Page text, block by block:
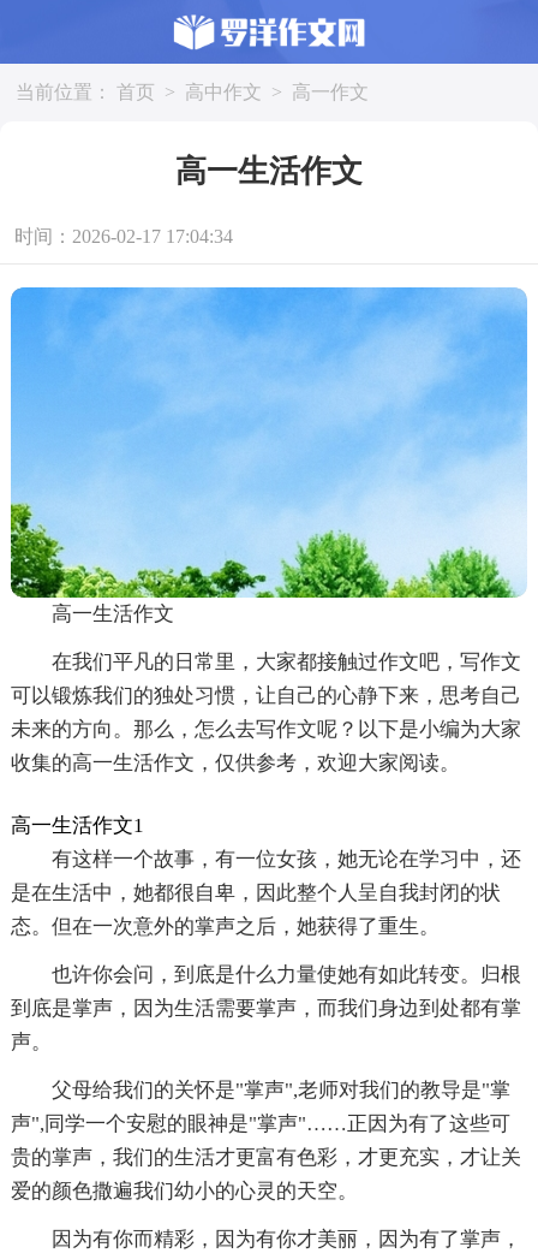
当前位置： 首页 > 高中作文 > 高一作文
高一生活作文
时间：2026-02-17 17:04:34
高一生活作文
在我们平凡的日常里，大家都接触过作文吧，写作文
可以锻炼我们的独处习惯，让自己的心静下来，思考自己
未来的方向。那么，怎么去写作文呢？以下是小编为大家
收集的高一生活作文，仅供参考，欢迎大家阅读。
高一生活作文1
有这样一个故事，有一位女孩，她无论在学习中，还
是在生活中，她都很自卑，因此整个人呈自我封闭的状
态。但在一次意外的掌声之后，她获得了重生。
也许你会问，到底是什么力量使她有如此转变。归根
到底是掌声，因为生活需要掌声，而我们身边到处都有掌
声。
父母给我们的关怀是"掌声",老师对我们的教导是"掌
声",同学一个安慰的眼神是"掌声"……正因为有了这些可
贵的掌声，我们的生活才更富有色彩，才更充实，才让关
爱的颜色撒遍我们幼小的心灵的天空。
因为有你而精彩，因为有你才美丽，因为有了掌声，